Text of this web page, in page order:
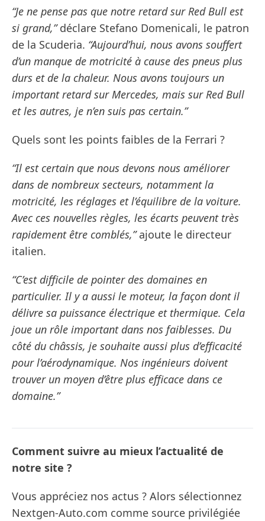
“Je ne pense pas que notre retard sur Red Bull est
si grand,”déclare Stefano Domenicali, le patron
de la Scuderia. “Aujourd’hui, nous avons souffert
d’un manque de motricité à cause des pneus plus
durs et de la chaleur. Nous avons toujours un
important retard sur Mercedes, mais sur Red Bull
et les autres, je n’en suis pas certain.”
Quels sont les points faibles de la Ferrari ?
“Il est certain que nous devons nous améliorer
dans de nombreux secteurs, notamment la
motricité, les réglages et l’équilibre de la voiture.
Avec ces nouvelles règles, les écarts peuvent très
rapidement être comblés,”ajoute le directeur
italien.
“C’est difficile de pointer des domaines en
particulier. Il y a aussi le moteur, la façon dont il
délivre sa puissance électrique et thermique. Cela
joue un rôle important dans nos faiblesses. Du
côté du châssis, je souhaite aussi plus d’efficacité
pour l’aérodynamique. Nos ingénieurs doivent
trouver un moyen d’être plus efficace dans ce
domaine.”
Comment suivre au mieux l’actualité de
notre site ?
Vous appréciez nos actus ? Alors sélectionnez
Nextgen-Auto.com comme source privilégiée